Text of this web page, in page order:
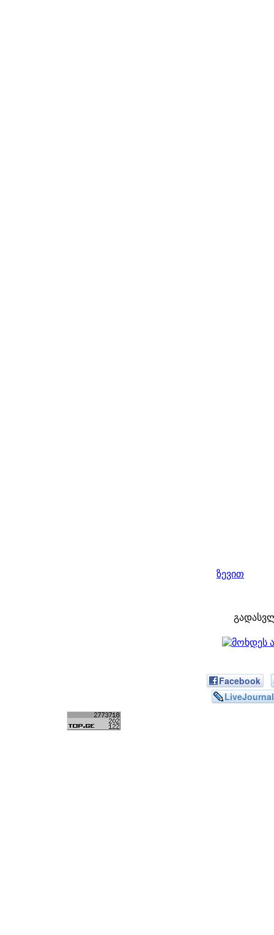
ზევით
Facebook
LiveJournal